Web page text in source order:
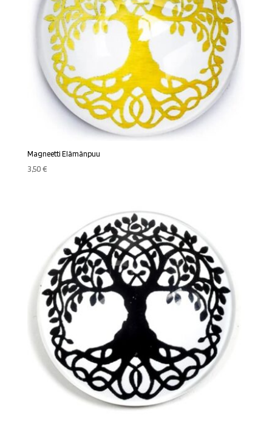
Magneetti Elämänpuu
3,50€